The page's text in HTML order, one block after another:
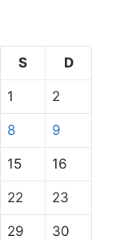
S D
1 2
8 9
15 16
22 23
29 30